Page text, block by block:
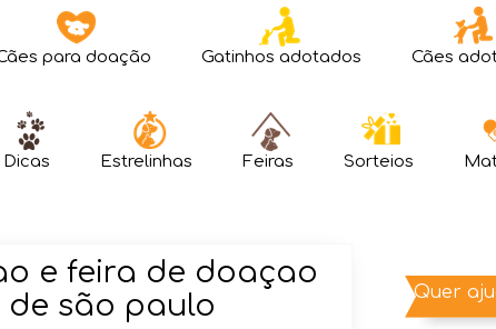
para doação Gatinhos adotados Cães
Dicas Estrelinhas Feiras Sorteios
e feira de doaçao
são paulo
Quer